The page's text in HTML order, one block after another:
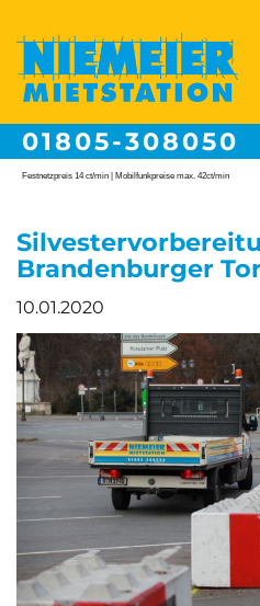
01805-308050
Festnetzpreis 14 ct/min | Mobilfunkpreise max. 42ct/min
Brandenburger
10.01.2020